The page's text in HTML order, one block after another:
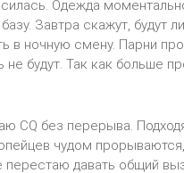
Одежда
Завтра скажут, будут
в ночную смену. Парни
будут. Так как больше
CQ без перерыва.
чудом
давать общий